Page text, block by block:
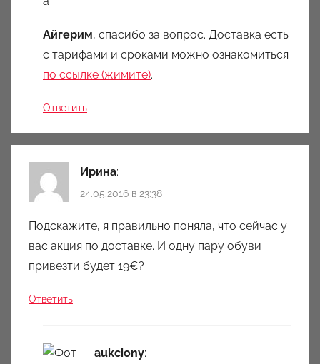
Айгерим, спасибо за вопрос. Доставка есть
с тарифами и сроками можно ознакомиться
по ссылке (жимите).
Ответить
Ирина:
24.05.2016 в 23:38
Подскажите, я правильно поняла, что сейчас у
вас акция по доставке. И одну пару обуви
привезти будет 19€?
Ответить
aukciony: